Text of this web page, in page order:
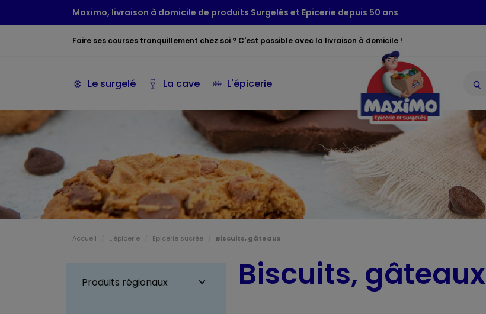
Maximo, livraison à domicile de produits Surgelés et Epicerie depuis 50 ans
Faire ses courses tranquillement chez soi ? C'est possible avec la livraison à domicile !
Le surgelé La cave L'épicerie
Accueil L'épicerie Epicerie sucrée Biscuits, gâteaux
Produits régionaux Biscuits, gâteaux